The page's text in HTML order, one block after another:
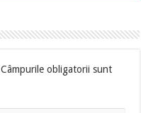
Câmpurile obligatorii sunt